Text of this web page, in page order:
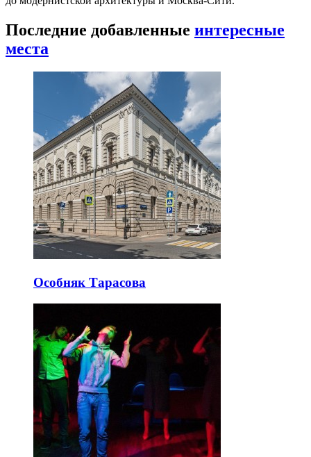
Последние добавленные интересные
места
Особняк Тарасова